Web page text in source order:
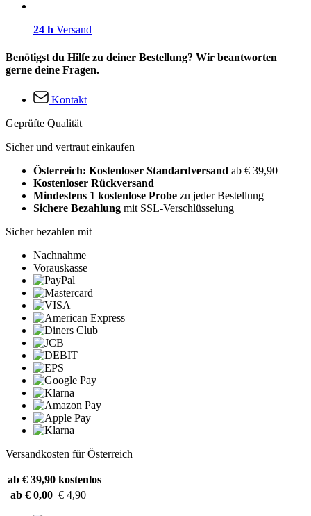
24 h Versand
Benötigst du Hilfe zu deiner Bestellung? Wir beantworten
gerne deine Fragen.
Kontakt
Geprüfte Qualität
Sicher und vertraut einkaufen
Österreich: Kostenloser Standardversand ab € 39,90
Kostenloser Rückversand
Mindestens 1 kostenlose Probe zu jeder Bestellung
Sichere Bezahlung mit SSL-Verschlüsselung
Sicher bezahlen mit
Nachnahme
Vorauskasse
Versandkosten für Österreich
ab € 39,90 kostenlos
ab € 0,00 € 4,90